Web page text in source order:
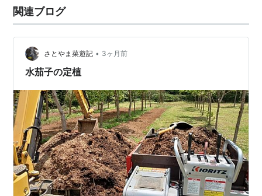
関連ブログ
さとやま菜遊記 • 3ヶ月前
水茄子の定植